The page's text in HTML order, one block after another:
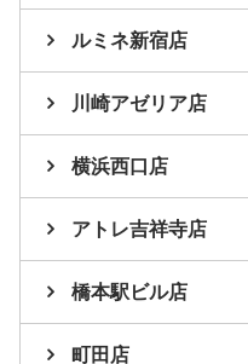
ルミネ新宿店
川崎アゼリア店
横浜西口店
アトレ吉祥寺店
橋本駅ビル店
町田店